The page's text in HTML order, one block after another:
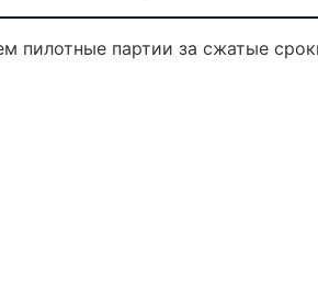
пилотные партии за сжатые